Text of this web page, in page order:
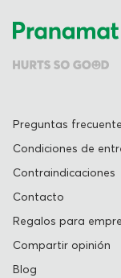
Preguntas
Condiciones de
Contraindicaciones
Contacto
Regalos para
Compartir opinión
Blog